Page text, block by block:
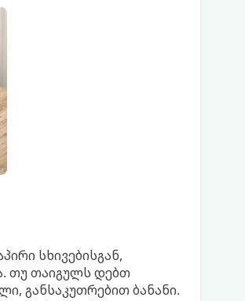
სხივებისგან,
თუ თაიგულს დებთ
განსაკუთრებით ბანანი.